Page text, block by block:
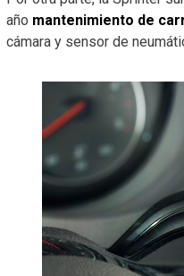
año mantenimiento de
cámara y sensor de